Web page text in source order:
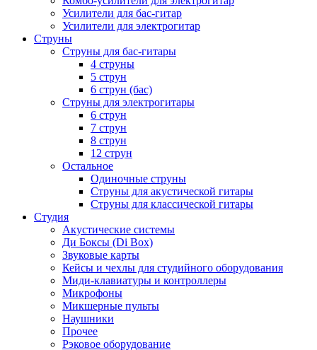
Усилители для бас-гитар
Усилители для электрогитар
Струны
Струны для бас-гитары
4 струны
5 струн
6 струн (бас)
Струны для электрогитары
6 струн
7 струн
8 струн
12 струн
Остальное
Одиночные струны
Струны для акустической гитары
Струны для классической гитары
Студия
Акустические системы
Ди Боксы (Di Box)
Звуковые карты
Кейсы и чехлы для студийного оборудования
Миди-клавиатуры и контроллеры
Микрофоны
Микшерные пульты
Наушники
Прочее
Рэковое оборудование